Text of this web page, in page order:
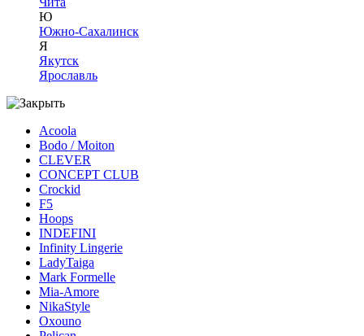
Ю
Южно-Сахалинск
Я
Якутск
Ярославль
Acoola
Bodo / Moiton
CLEVER
CONCEPT CLUB
Crockid
F5
Hoops
INDEFINI
Infinity Lingerie
LadyTaiga
Mark Formelle
Mia-Amore
NikaStyle
Oxouno